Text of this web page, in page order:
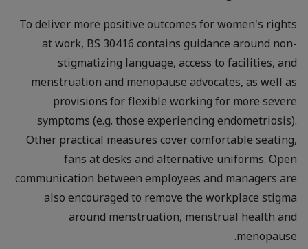
To deliver more positive outcomes for women's rights
at work, BS 30416 contains guidance around non-
stigmatizing language, access to facilities, and
menstruation and menopause advocates, as well as
provisions for flexible working for more severe
symptoms (e.g. those experiencing endometriosis).
Other practical measures cover comfortable seating,
fans at desks and alternative uniforms. Open
communication between employees and managers are
also encouraged to remove the workplace stigma
around menstruation, menstrual health and
menopause.